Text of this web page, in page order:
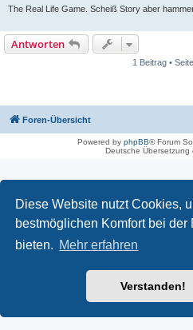
Diese Website nutzt Cookies,
bestmöglichen Komfort bei der
bieten. Mehr erfahren
Verstanden!
The Real Life Game. Scheiß Story aber
Antworten
1 Beitrag • Seite
Foren-Übersicht
Powered by phpBB® Forum
Deutsche Übersetzung